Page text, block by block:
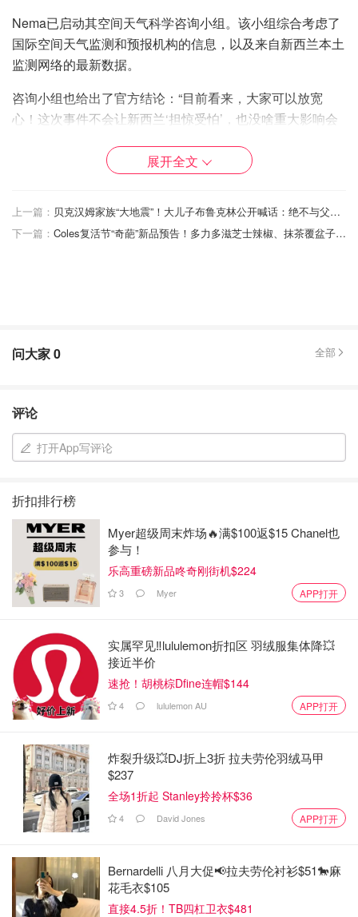
Nema已启动其空间天气科学咨询小组。该小组综合考虑了
国际空间天气监测和预报机构的信息，以及来自新西兰本土
监测网络的最新数据。
咨询小组也给出了官方结论：“目前看来，大家可以放宽
心！这次事件不会让新西兰‘担惊受怕’，也没啥重大影响会
会持续“盯紧”事态发展，确保万无一失。
一步通报。
展开全文
上一篇：
贝克汉姆家族“大地震”！大儿子布鲁克林公开喊话：绝不与父母和解！
下一篇：
Coles复活节“奇葩”新品预告！多力多滋芝士辣椒、抹茶覆盆子口味将成2026年主打
问大家0 全部
评论
打开App写评论
折扣排行榜
Myer超级周末炸场🔥满$100返$15 Chanel也
参与！
乐高重磅新品咚奇刚街机$224
3 Myer APP打开
实属罕见‼️lululemon折扣区 羽绒服集体降💥
接近半价
速抢！胡桃棕Dfine连帽$144
4 lululemon AU APP打开
炸裂升级💥DJ折上3折 拉夫劳伦羽绒马甲
$237
全场1折起 Stanley拎拎杯$36
4 David Jones APP打开
Bernardelli 八月大促📢拉夫劳伦衬衫$51🐎麻
花毛衣$105
直接4.5折！TB四杠卫衣$481